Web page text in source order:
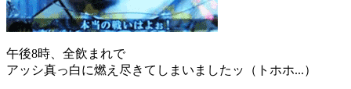
午後8時、全飲まれで
アッシ真っ白に燃え尽きてしまいましたッ（トホホ...）